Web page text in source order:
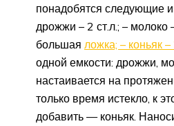
понадобятся следующие
дрожжи – 2 ст.л.; – молоко –
большая ложка; – коньяк –
одной емкости: дрожжи,
настаивается на
только время истекло, к
добавить — коньяк.